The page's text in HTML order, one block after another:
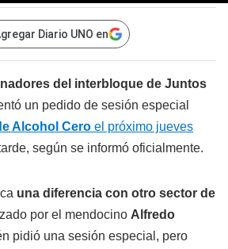
Diario UNO en
del interbloque de Juntos
un pedido de sesión especial
Alcohol Cero el próximo jueves
según se informó oficialmente.
una diferencia con otro sector de
por el mendocino Alfredo
pidió una sesión especial, pero